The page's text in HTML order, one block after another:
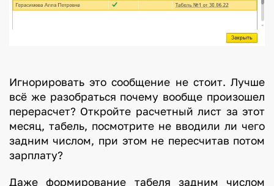
Игнорировать это сообщение не стоит. Лучше
всё же разобраться почему вообще произошел
перерасчет? Откройте расчетный лист за этот
месяц, табель, посмотрите не вводили ли чего
задним числом, при этом не пересчитав потом
зарплату?
Даже формирование табеля задним числом